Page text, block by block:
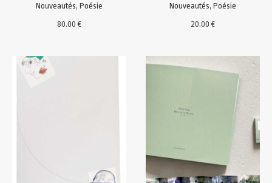
Nouveautés, Poésie
80.00€
Nouveautés,Poésie
20.00€